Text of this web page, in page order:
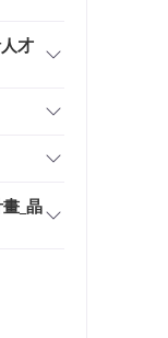
才
_晶